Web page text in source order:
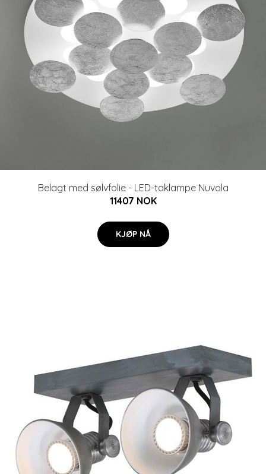
Belagt med sølvfolie - LED-taklampe Nuvola
11407 NOK
KJØP NÅ